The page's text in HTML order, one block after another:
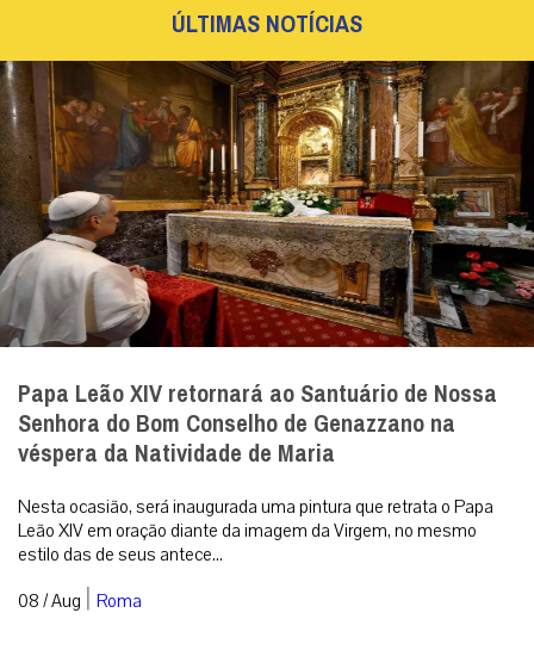
ÚLTIMAS NOTÍCIAS
Papa Leão XIV retornará ao Santuário de Nossa
Senhora do Bom Conselho de Genazzano na
véspera da Natividade de Maria
Nesta ocasião, será inaugurada uma pintura que retrata o Papa
Leão XIV em oração diante da imagem da Virgem, no mesmo
estilo das de seus antece...
08 / Aug | Roma